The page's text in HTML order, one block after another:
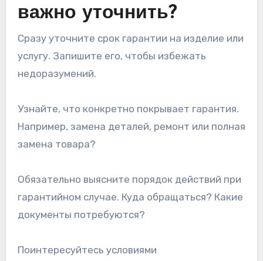
важно уточнить?
Сразу уточните срок гарантии на изделие или
услугу. Запишите его, чтобы избежать
недоразумений.
Узнайте, что конкретно покрывает гарантия.
Например, замена деталей, ремонт или полная
замена товара?
Обязательно выясните порядок действий при
гарантийном случае. Куда обращаться? Какие
документы потребуются?
Поинтересуйтесь условиями